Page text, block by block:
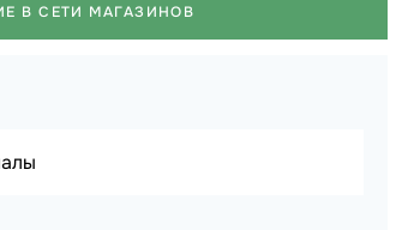
В СЕТИ МАГАЗИНОВ